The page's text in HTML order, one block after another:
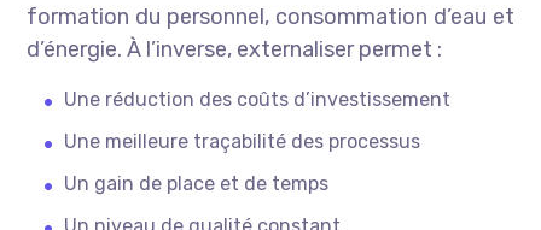
formation du personnel, consommation d’eau et
d’énergie. À l’inverse, externaliser permet :
Une réduction des coûts d’investissement
Une meilleure traçabilité des processus
Un gain de place et de temps